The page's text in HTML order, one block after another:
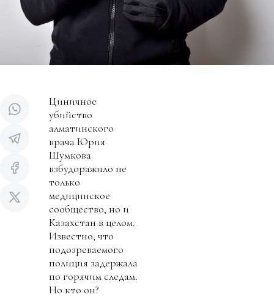
Циничное
убийство
алматинского
врача Юрия
Шумкова
взбудоражило не
только
медицинское
сообщество, но и
Казахстан в целом.
Известно, что
подозреваемого
полиция задержала
по горячим следам.
Но кто он?